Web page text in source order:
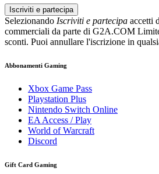
Iscriviti e partecipa
Selezionando Iscriviti e partecipa accetti
commerciali da parte di G2A.COM
sconti. Puoi annullare l'iscrizione in
Abbonamenti Gaming
Xbox Game Pass
Playstation Plus
Nintendo Switch Online
EA Access / Play
World of Warcraft
Discord
Gift Card Gaming